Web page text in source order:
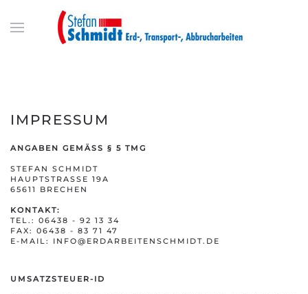
IMPRESSUM
ANGABEN GEMÄSS § 5 TMG
STEFAN SCHMIDT
HAUPTSTRASSE 19A
65611 BRECHEN
KONTAKT:
TEL.: 06438 - 92 13 34
FAX: 06438 - 83 71 47
E-MAIL:
INFO@ERDARBEITENSCHMIDT.DE
UMSATZSTEUER-ID